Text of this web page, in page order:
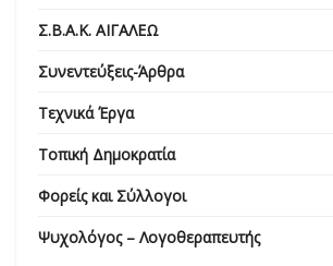
Σ.Β.Α.Κ. ΑΙΓΑΛΕΩ
Συνεντεύξεις-Άρθρα
Τεχνικά Έργα
Τοπική Δημοκρατία
Φορείς και Σύλλογοι
Ψυχολόγος – Λογοθεραπευτής